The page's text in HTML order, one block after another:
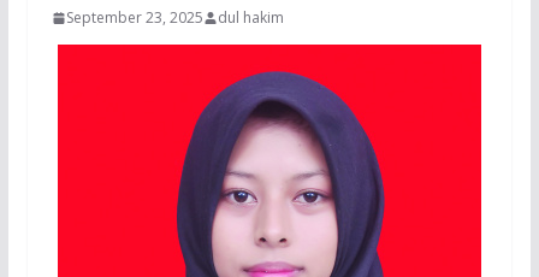
September 23, 2025 dul hakim